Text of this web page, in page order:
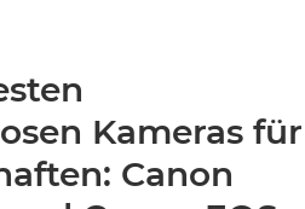
Kameras für
Canon